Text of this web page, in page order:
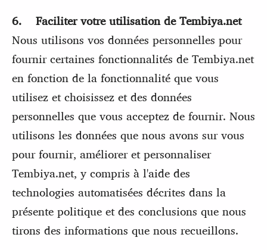
6. Faciliter votre utilisation de Tembiya.net
Nous utilisons vos données personnelles pour
fournir certaines fonctionnalités de Tembiya.net
en fonction de la fonctionnalité que vous
utilisez et choisissez et des données
personnelles que vous acceptez de fournir. Nous
utilisons les données que nous avons sur vous
pour fournir, améliorer et personnaliser
Tembiya.net, y compris à l'aide des
technologies automatisées décrites dans la
présente politique et des conclusions que nous
tirons des informations que nous recueillons.